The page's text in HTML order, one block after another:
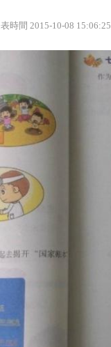
時間 2015-10-08 15:06:25